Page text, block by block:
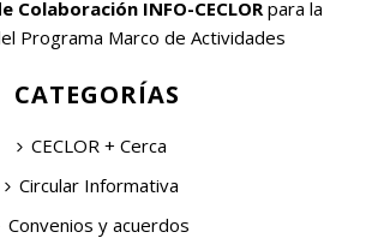
Colaboración INFO-CECLOR para la
Programa Marco de Actividades
CATEGORÍAS
CECLOR + Cerca
Circular Informativa
Convenios y acuerdos